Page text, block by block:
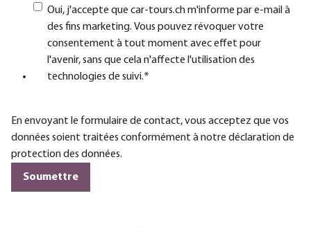
Oui, j'accepte que car-tours.ch m'informe par e-mail à
des fins marketing. Vous pouvez révoquer votre
consentement à tout moment avec effet pour
l'avenir, sans que cela n'affecte l'utilisation des
technologies de suivi.*
En envoyant le formulaire de contact, vous acceptez que vos
données soient traitées conformément à notre déclaration de
protection des données.